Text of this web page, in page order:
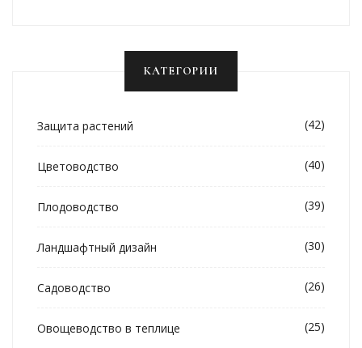
КАТЕГОРИИ
Защита растений (42)
Цветоводство (40)
Плодоводство (39)
Ландшафтный дизайн (30)
Садоводство (26)
Овощеводство в теплице (25)